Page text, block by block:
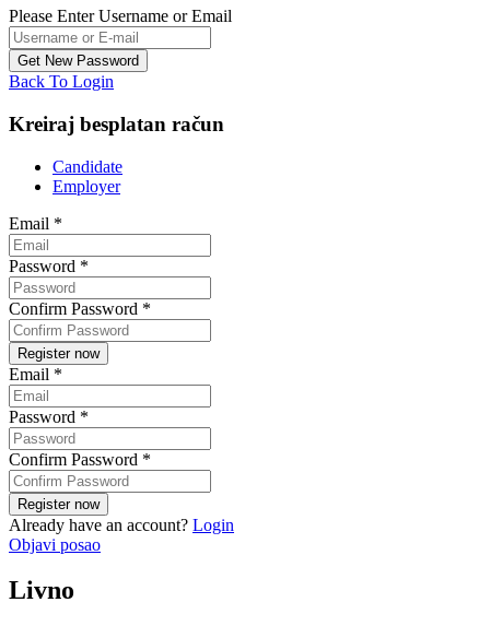
Please Enter Username or Email
Back To Login
Kreiraj besplatan račun
Candidate
Employer
Email *
Password *
Confirm Password *
Email *
Password *
Confirm Password *
Already have an account? Login
Objavi posao
Livno